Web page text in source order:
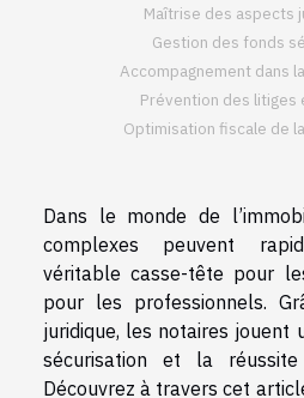
Maîtrise des aspects
Gestion des fonds
Accompagnement dans
Prévention des litiges
Optimisation fiscale de
Dans le monde de
complexes peuvent
véritable casse-tête pour
pour les professionnels.
juridique, les notaires jouent
sécurisation et la
Découvrez à travers cet